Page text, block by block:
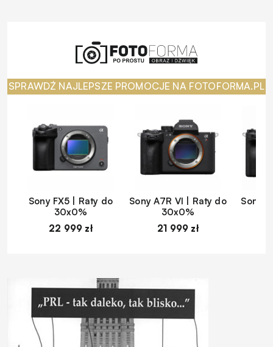
SPRAWDŹ NAJLEPSZE PROMOCJE NA FOTOFORMA.PL
Sony FX5 | Raty do
30x0%
22 999 zł
Sony A7R VI | Raty do
30x0%
21 999 zł
Sony